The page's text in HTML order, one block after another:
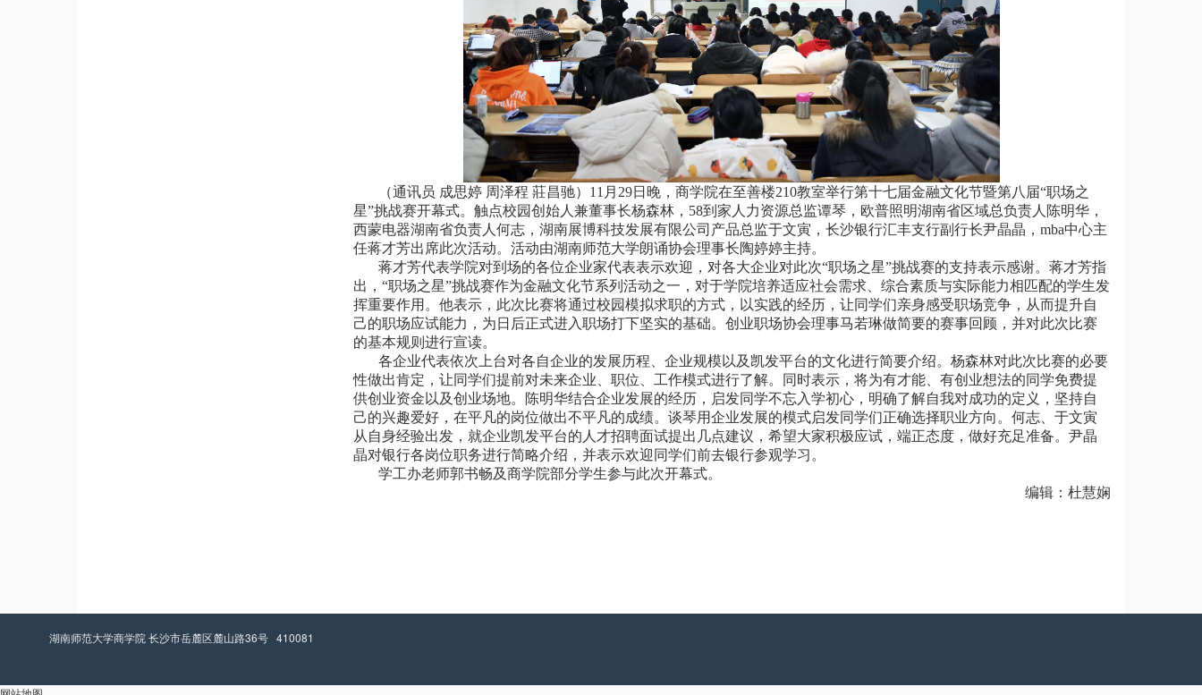
（通讯员 成思婷 周泽程 莊昌驰）11月29日晚，商学院在至善楼210教室举行第十七届金融文化节暨第八届“职场之
星”挑战赛开幕式。触点校园创始人兼董事长杨森林，58到家人力资源总监谭琴，欧普照明湖南省区域总负责人陈明华，
西蒙电器湖南省负责人何志，湖南展博科技发展有限公司产品总监于文寅，长沙银行汇丰支行副行长尹晶晶，mba中心主
任蒋才芳出席此次活动。活动由湖南师范大学朗诵协会理事长陶婷婷主持。
蒋才芳代表学院对到场的各位企业家代表表示欢迎，对各大企业对此次“职场之星”挑战赛的支持表示感谢。蒋才芳指
出，“职场之星”挑战赛作为金融文化节系列活动之一，对于学院培养适应社会需求、综合素质与实际能力相匹配的学生发
挥重要作用。他表示，此次比赛将通过校园模拟求职的方式，以实践的经历，让同学们亲身感受职场竞争，从而提升自
己的职场应试能力，为日后正式进入职场打下坚实的基础。创业职场协会理事马若琳做简要的赛事回顾，并对此次比赛
的基本规则进行宣读。
各企业代表依次上台对各自企业的发展历程、企业规模以及凯发平台的文化进行简要介绍。杨森林对此次比赛的必要
性做出肯定，让同学们提前对未来企业、职位、工作模式进行了解。同时表示，将为有才能、有创业想法的同学免费提
供创业资金以及创业场地。陈明华结合企业发展的经历，启发同学不忘入学初心，明确了解自我对成功的定义，坚持自
己的兴趣爱好，在平凡的岗位做出不平凡的成绩。谈琴用企业发展的模式启发同学们正确选择职业方向。何志、于文寅
从自身经验出发，就企业凯发平台的人才招聘面试提出几点建议，希望大家积极应试，端正态度，做好充足准备。尹晶
晶对银行各岗位职务进行简略介绍，并表示欢迎同学们前去银行参观学习。
学工办老师郭书畅及商学院部分学生参与此次开幕式。
编辑：杜慧娴
湖南师范大学商学院 长沙市岳麓区麓山路36号 410081